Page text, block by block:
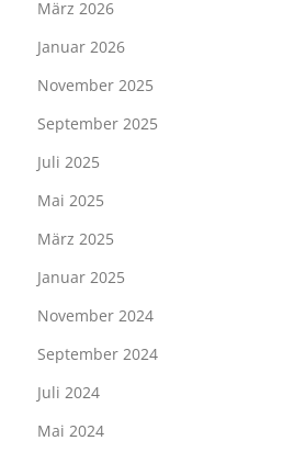
März 2026
Januar 2026
November 2025
September 2025
Juli 2025
Mai 2025
März 2025
Januar 2025
November 2024
September 2024
Juli 2024
Mai 2024